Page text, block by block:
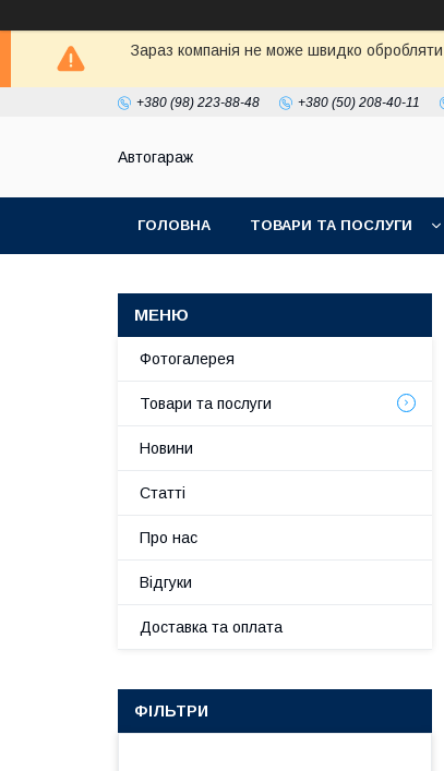
Зараз компанія не може швидко
+380 (98) 223-88-48 +380 (50) 208-40-11
Автогараж
ГОЛОВНА ТОВАРИ ТА ПОСЛУГИ
Фотогалерея
Товари та послуги
Новини
Статті
Про нас
Відгуки
Доставка та оплата
ФІЛЬТРИ